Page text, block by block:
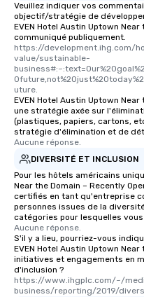
Veuillez indiquer vos
objectif/stratégie de
EVEN Hotel Austin Uptown
communiqué publiquement.
https://development.ihg.com/
value/sustainable-
uture.
EVEN Hotel Austin Uptown
une stratégie axée sur
(plastiques, papiers, cartons,
stratégie d'élimination et de
Aucune réponse.
DIVERSITÉ ET INCLUSION
Pour les hôtels américains
Near the Domain – Recently
certifiés en tant qu'entreprise
personnes issues de la
catégories pour lesquelles
Aucune réponse.
S'il y a lieu, pourriez-vous
EVEN Hotel Austin Uptown
initiatives et engagements en
d'inclusion ?
https://www.ihgplc.com/~/
business/reporting/2019/